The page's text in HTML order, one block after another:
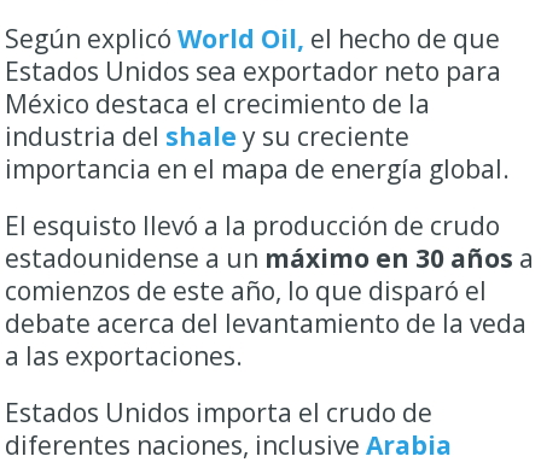
Según explicóWorld Oil, el hecho de que
Estados Unidos sea exportador neto para
México destaca el crecimiento de la
industria del shale y su creciente
importancia en el mapa de energía global.
El esquisto llevó a la producción de crudo
estadounidense a un máximo en 30 años a
comienzos de este año, lo que disparó el
debate acerca del levantamiento de la veda
a las exportaciones.
Estados Unidos importa el crudo de
diferentes naciones, inclusiveArabia